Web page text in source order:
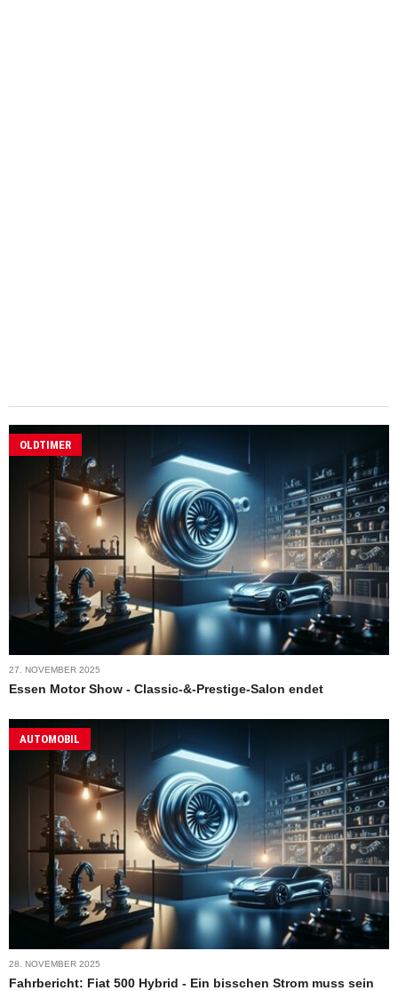
OLDTIMER
27. NOVEMBER 2025
Essen Motor Show - Classic-&-Prestige-Salon endet
AUTOMOBIL
28. NOVEMBER 2025
Fahrbericht: Fiat 500 Hybrid - Ein bisschen Strom muss sein